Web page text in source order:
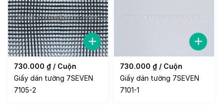
730.000 ₫ / Cuộn
Giấy dán tường 7SEVEN
7105-2
730.000 ₫ / Cuộn
Giấy dán tường 7SEVEN
7101-1